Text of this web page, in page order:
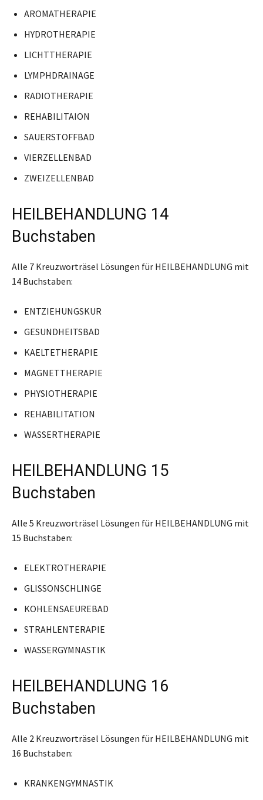
AROMATHERAPIE
HYDROTHERAPIE
LICHTTHERAPIE
LYMPHDRAINAGE
RADIOTHERAPIE
REHABILITAION
SAUERSTOFFBAD
VIERZELLENBAD
ZWEIZELLENBAD
HEILBEHANDLUNG 14
Buchstaben
Alle 7 Kreuzworträsel Lösungen für HEILBEHANDLUNG mit
14 Buchstaben:
ENTZIEHUNGSKUR
GESUNDHEITSBAD
KAELTETHERAPIE
MAGNETTHERAPIE
PHYSIOTHERAPIE
REHABILITATION
WASSERTHERAPIE
HEILBEHANDLUNG 15
Buchstaben
Alle 5 Kreuzworträsel Lösungen für HEILBEHANDLUNG mit
15 Buchstaben:
ELEKTROTHERAPIE
GLISSONSCHLINGE
KOHLENSAEUREBAD
STRAHLENTERAPIE
WASSERGYMNASTIK
HEILBEHANDLUNG 16
Buchstaben
Alle 2 Kreuzworträsel Lösungen für HEILBEHANDLUNG mit
16 Buchstaben:
KRANKENGYMNASTIK